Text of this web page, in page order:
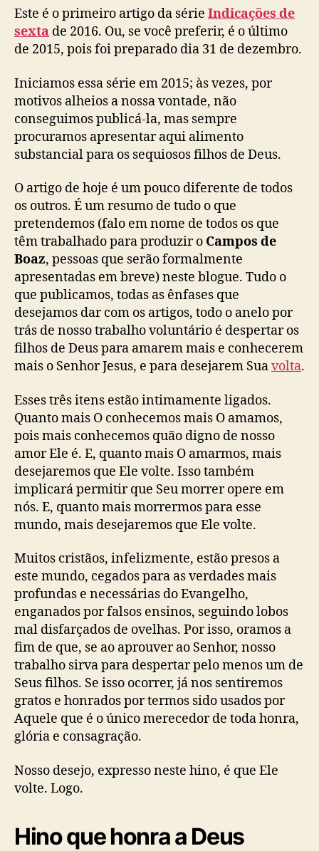
õ
e
s
e
s
e
x
t
a
e
2
0
6
Este é o primeiro artigo da série Indicações de
sexta de 2016. Ou, se você preferir, é o último
de 2015, pois foi preparado dia 31 de dezembro.
Iniciamos essa série em 2015; às vezes, por
motivos alheios a nossa vontade, não
conseguimos publicá-la, mas sempre
procuramos apresentar aqui alimento
substancial para os sequiosos filhos de Deus.
O artigo de hoje é um pouco diferente de todos
os outros. É um resumo de tudo o que
pretendemos (falo em nome de todos os que
têm trabalhado para produzir o Campos de
Boaz, pessoas que serão formalmente
apresentadas em breve) neste blogue. Tudo o
que publicamos, todas as ênfases que
desejamos dar com os artigos, todo o anelo por
trás de nosso trabalho voluntário é despertar os
filhos de Deus para amarem mais e conhecerem
mais o Senhor Jesus, e para desejarem Suavolta.
Esses três itens estão intimamente ligados.
Quanto mais O conhecemos mais O amamos,
pois mais conhecemos quão digno de nosso
amor Ele é. E, quanto mais O amarmos, mais
desejaremos que Ele volte. Isso também
implicará permitir que Seu morrer opere em
nós. E, quanto mais morrermos para esse
mundo, mais desejaremos que Ele volte.
Muitos cristãos, infelizmente, estão presos a
este mundo, cegados para as verdades mais
profundas e necessárias do Evangelho,
enganados por falsos ensinos, seguindo lobos
mal disfarçados de ovelhas. Por isso, oramos a
fim de que, se ao aprouver ao Senhor, nosso
trabalho sirva para despertar pelo menos um de
Seus filhos. Se isso ocorrer, já nos sentiremos
gratos e honrados por termos sido usados por
Aquele que é o único merecedor de toda honra,
glória e consagração.
Nosso desejo, expresso neste hino, é que Ele
volte. Logo.
Hino que honra a Deus